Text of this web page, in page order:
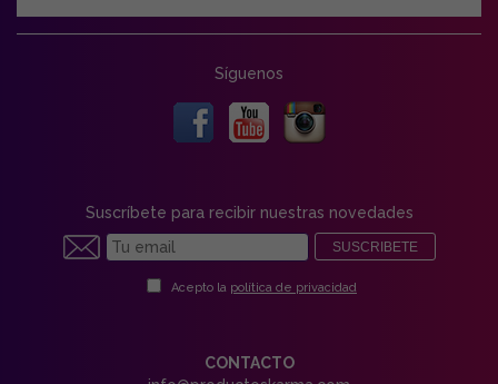
Síguenos
Suscríbete para recibir nuestras novedades
SUSCRIBETE
Acepto la política de privacidad
CONTACTO